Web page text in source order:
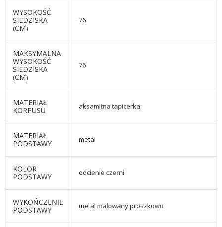
WYSOKOŚĆ
SIEDZISKA
(CM)
76
MAKSYMALNA
WYSOKOŚĆ
SIEDZISKA
(CM)
76
MATERIAŁ
KORPUSU
aksamitna tapicerka
MATERIAŁ
PODSTAWY
metal
KOLOR
PODSTAWY
odcienie czerni
WYKOŃCZENIE
PODSTAWY
metal malowany proszkowo